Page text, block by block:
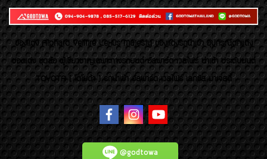
ของเเต่ง Alphard Vellfire Lexus Majesty ของเเต่งรถนำเข้า อุปกรณ์ตกแต่ง
ของแต่ง ชุดล้อ ผู้เชี่ยวชาญเฉพาะทางรถยนต์ อัลพาร์ด เวลไฟร์ นำเข้า ประดับยนต์
TOYOTA ( โตโยต้า ) รถนำเข้า อัลพาร์ด เวลไฟร์ เลกซัส มาเจสตี้
@godtowa